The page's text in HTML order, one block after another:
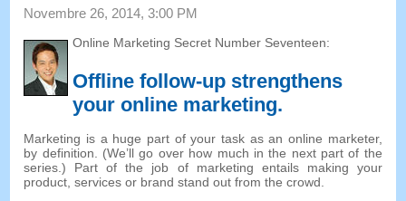
Novembre 26, 2014, 3:00 PM
Online Marketing Secret Number Seventeen:
Offline follow-up strengthens
your online marketing.
Marketing is a huge part of your task as an online marketer,
by definition. (We’ll go over how much in the next part of the
series.) Part of the job of marketing entails making your
product,services or brand stand out from the crowd.